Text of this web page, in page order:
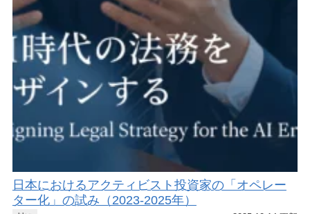
日本におけるアクティビスト投資家の「オペレー
ター化」の試み（2023-2025年）